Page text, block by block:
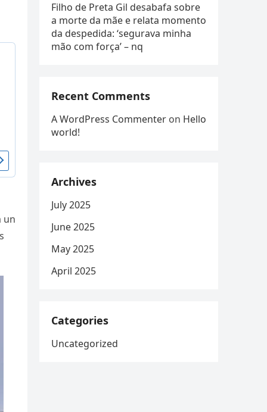
un
Filho de Preta Gil desabafa sobre
a morte da mãe e relata momento
da despedida: ‘segurava minha
mão com força’ – nq
Recent Comments
A WordPress Commenter on Hello
world!
Archives
July 2025
June 2025
May 2025
April 2025
Categories
Uncategorized